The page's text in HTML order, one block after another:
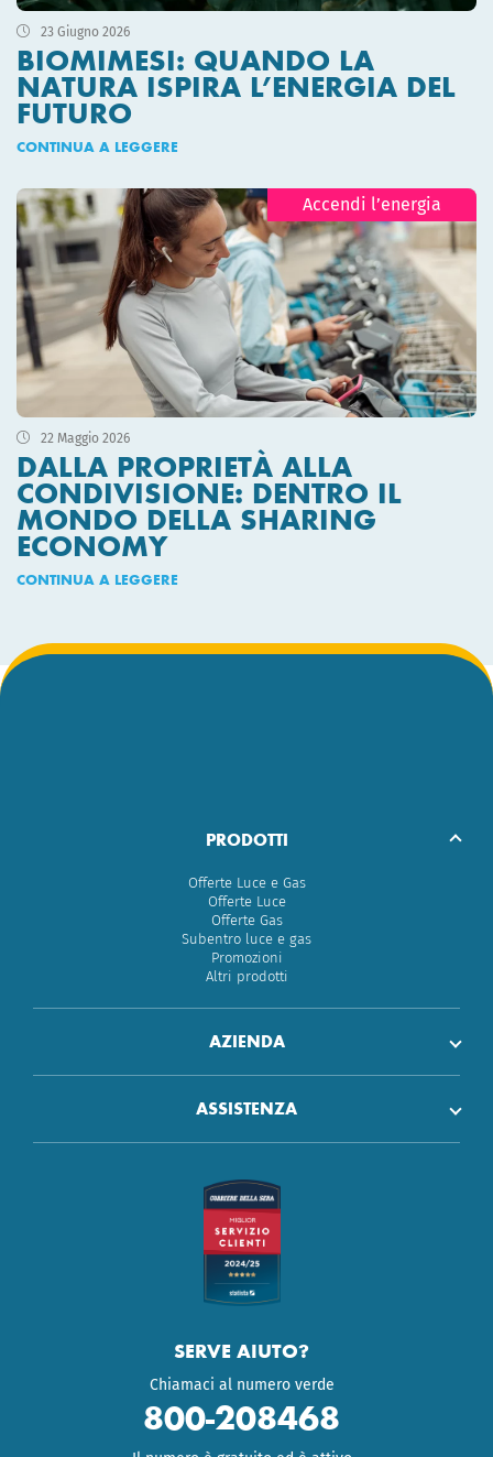
23 Giugno 2026
BIOMIMESI: QUANDO LA
NATURA ISPIRA L’ENERGIA DEL
FUTURO
CONTINUA A LEGGERE
Accendi l’energia
22 Maggio 2026
DALLA PROPRIETÀ ALLA
CONDIVISIONE: DENTRO IL
MONDO DELLA SHARING
ECONOMY
CONTINUA A LEGGERE
PRODOTTI
Offerte Luce e Gas
Offerte Luce
Offerte Gas
Subentro luce e gas
Promozioni
Altri prodotti
AZIENDA
ASSISTENZA
SERVE AIUTO?
Chiamaci al numero verde
800-208468